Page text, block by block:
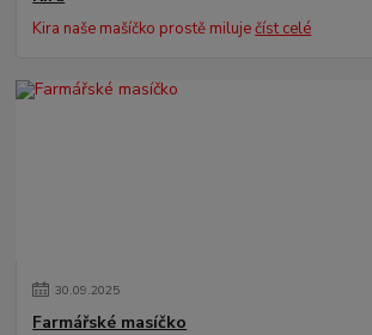
Kira naše mašíčko prostě miluječíst celé
30.09.2025
Farmářské masíčko